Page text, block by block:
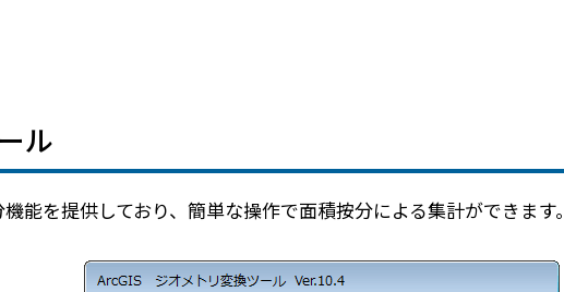
ル
能を提供しており、簡単な操作で面積按分による集計ができます。